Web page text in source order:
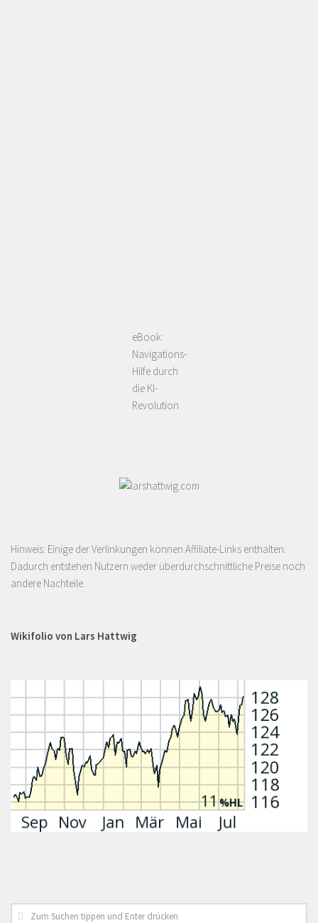
eBook:
Navigations-
Hilfe durch
die KI-
Revolution
Hinweis: Einige der Verlinkungen können Affiliate-Links enthalten.
Dadurch entstehen Nutzern weder überdurchschnittliche Preise noch
andere Nachteile.
Wikifolio von Lars Hattwig